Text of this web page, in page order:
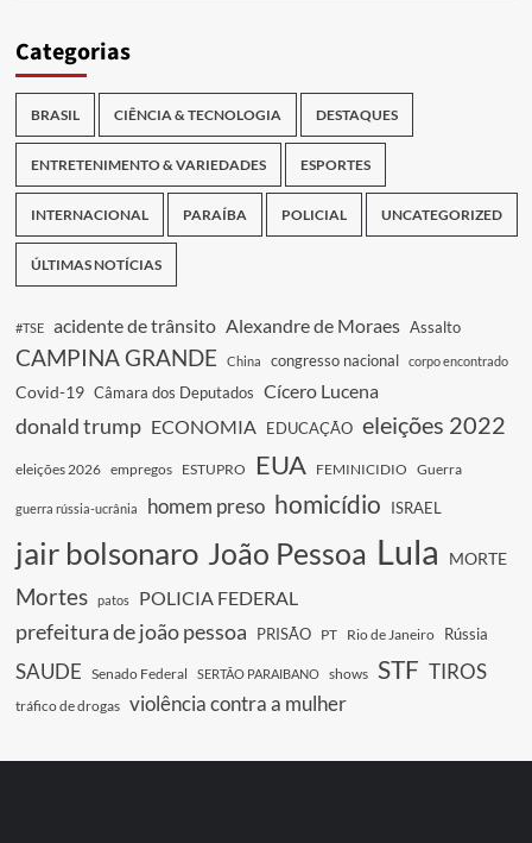
Categorias
BRASIL CIÊNCIA & TECNOLOGIA DESTAQUES
ENTRETENIMENTO & VARIEDADES ESPORTES
INTERNACIONAL PARAÍBA POLICIAL UNCATEGORIZED
ÚLTIMAS NOTÍCIAS
#TSE acidente de trânsito Alexandre de Moraes Assalto
CAMPINA GRANDE China congresso nacional corpo encontrado
Covid-19 Câmara dos Deputados Cícero Lucena
donald trump ECONOMIA EDUCAÇÃO eleições 2022
eleições 2026 empregos ESTUPRO EUA FEMINICIDIO Guerra
guerra rússia-ucrânia homem preso homicídio ISRAEL
jair bolsonaro João Pessoa Lula MORTE
Mortes patos POLICIA FEDERAL
prefeitura de joão pessoa PRISÃO PT Rio de Janeiro Rússia
SAUDE Senado Federal SERTÃO PARAIBANO shows STF TIROS
tráfico de drogas violência contra a mulher